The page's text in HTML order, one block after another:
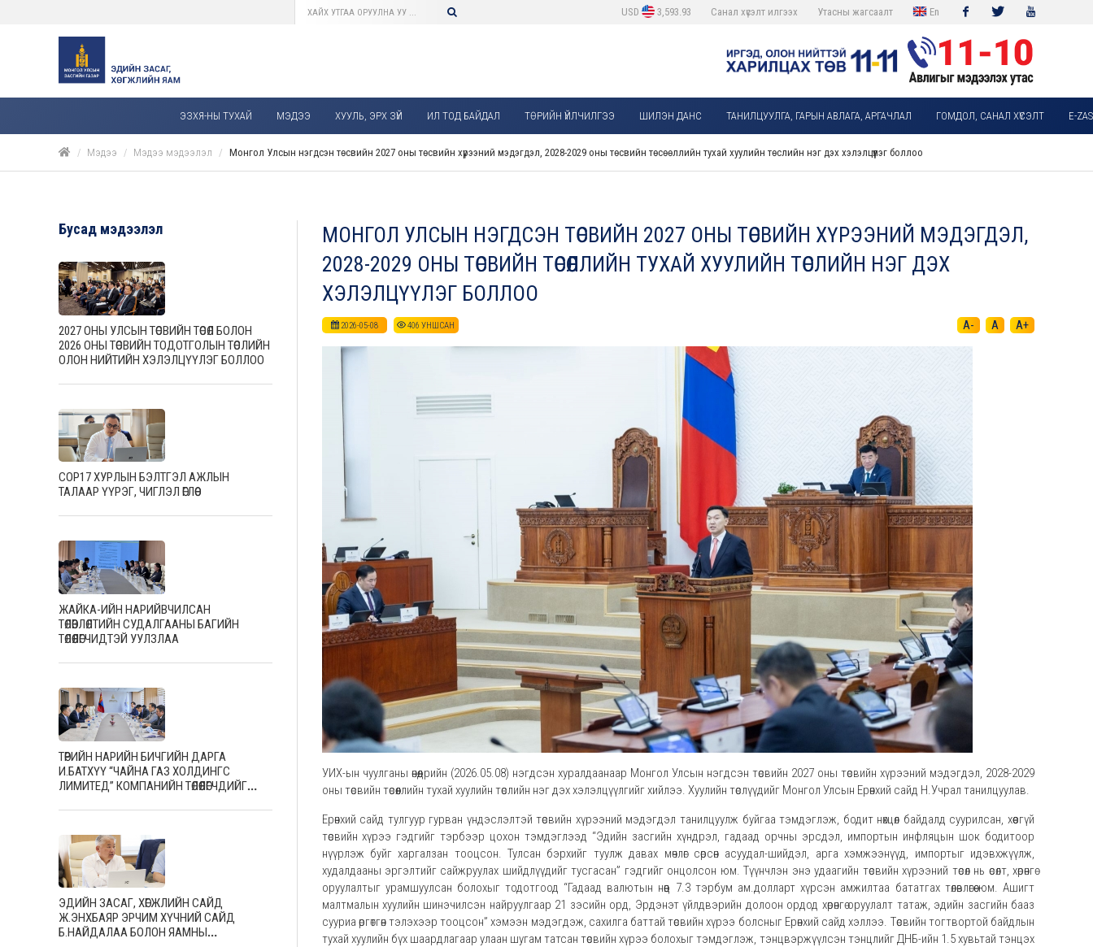
Facebook Twitter Youtube
USD 3,593.93 Санал хүсэлт илгээх Утасны жагсаалт En
ЭЗХЯ-НЫ ТУХАЙ МЭДЭЭ ХУУЛЬ, ЭРХ ЗҮЙ ИЛ ТОД БАЙДАЛ ТӨРИЙН ҮЙЛЧИЛГЭЭ ШИЛЭН ДАНС ТАНИЛЦУУЛГА, ГАРЫН АВЛАГА, АРГАЧЛАЛ ГОМДОЛ, САНАЛ ХҮСЭЛТ E-
Мэдээ Мэдээ мэдээлэл Монгол Улсын нэгдсэн төсвийн 2027 оны төсвийн хүрээний мэдэгдэл, 2028-2029 оны төсвийн төсөөллийн тухай хуулийн төслийн нэг дэх хэлэлцүүлэг боллоо
МОНГОЛ УЛСЫН НЭГДСЭН ТӨСВИЙН 2027 ОНЫ ТӨСВИЙН ХҮРЭЭНИЙ МЭДЭГДЭЛ,
2028-2029 ОНЫ ТӨСВИЙН ТӨСӨӨЛЛИЙН ТУХАЙ ХУУЛИЙН ТӨСЛИЙН НЭГ ДЭХ
ХЭЛЭЛЦҮҮЛЭГ БОЛЛОО
2026-05-08 406 УНШСАН A- A A+
УИХ-ын чуулганы өнөөдрийн (2026.05.08) нэгдсэн хуралдаанаар Монгол Улсын нэгдсэн төсвийн 2027 оны төсвийн хүрээний мэдэгдэл, 2028-2029
оны төсвийн төсөөллийн тухай хуулийн төслийн нэг дэх хэлэлцүүлгийг хийлээ. Хуулийн төслүүдийг Монгол Улсын Ерөнхий сайд Н.Учрал танилцуулав.
Ерөнхий сайд тулгуур гурван үндэслэлтэй төсвийн хүрээний мэдэгдэл танилцуулж буйгаа тэмдэглэж, бодит нөхцөл байдалд суурилсан, хөөсгүй
төсвийн хүрээ гэдгийг тэрбээр цохон тэмдэглээд “Эдийн засгийн хүндрэл, гадаад орчны эрсдэл, импортын инфляцын шок бодитоор
нүүрлэж буйг харгалзан тооцсон. Тулсан бэрхийг туулж давах мөчлөг сөрсөн асуудал-шийдэл, арга хэмжээнүүд, импортыг идэвхжүүлж,
худалдааны эргэлтийг сайжруулах шийдлүүдийг тусгасан” гэдгийг онцолсон юм. Түүнчлэн энэ удаагийн төсвийн хүрээний төсөл нь өсөлт, хөрөнгө
оруулалтыг урамшуулсан болохыг тодотгоод “Гадаад валютын нөөц 7.3 тэрбум ам.долларт хүрсэн амжилтаа бататгах төлөвлөгөө юм. Ашигт
малтмалын хуулийн шинэчилсэн найруулгаар 21 зэсийн орд, Эрдэнэт үйлдвэрийн долоон ордод хөрөнгө оруулалт татаж, эдийн засгийн бааз
сууриа өргөтгөн тэлэхээр тооцсон” хэмээн мэдэгдэж, сахилга баттай төсвийн хүрээ болсныг Ерөнхий сайд хэллээ. Төсвийн тогтвортой байдлын
тухай хуулийн бүх шаардлагаар улаан шугам татсан төсвийн хүрээ болохыг тэмдэглэж, тэнцвэржүүлсэн тэнцлийг ДНБ-ийн 1.5 хувьтай тэнцэх
Бусад мэдээлэл
2027 ОНЫ УЛСЫН ТӨСВИЙН ТӨСӨЛ БОЛОН
2026 ОНЫ ТӨСВИЙН ТОДОТГОЛЫН ТӨСЛИЙН
ОЛОН НИЙТИЙН ХЭЛЭЛЦҮҮЛЭГ БОЛЛОО
COP17 ХУРЛЫН БЭЛТГЭЛ АЖЛЫН
ТАЛААР ҮҮРЭГ, ЧИГЛЭЛ ӨГЛӨӨ
ЖАЙКА-ИЙН НАРИЙВЧИЛСАН
ТӨЛӨВЛӨЛТИЙН СУДАЛГААНЫ БАГИЙН
ТӨЛӨӨЛӨГЧИДТЭЙ УУЛЗЛАА
ТӨРИЙН НАРИЙН БИЧГИЙН ДАРГА
И.БАТХҮҮ “ЧАЙНА ГАЗ ХОЛДИНГС
ЛИМИТЕД” КОМПАНИЙН ТӨЛӨӨЛӨГЧДИЙГ
ЭДИЙН ЗАСАГ, ХӨГЖЛИЙН САЙД
Ж.ЭНХБАЯР ЭРЧИМ ХҮЧНИЙ САЙД
Б.НАЙДАЛАА БОЛОН ЯАМНЫ